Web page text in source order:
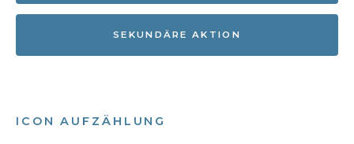
SEKUNDÄRE AKTION
ICON AUFZÄHLUNG